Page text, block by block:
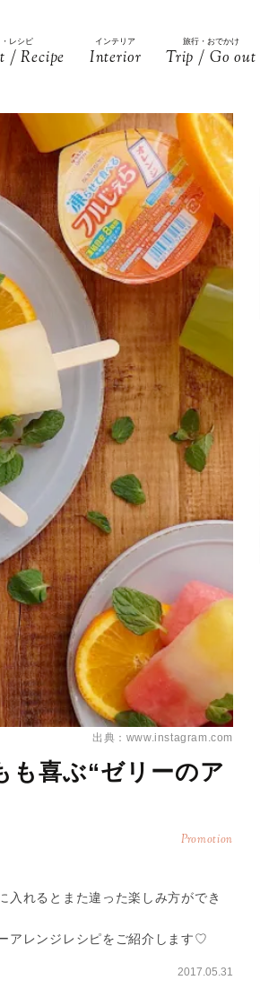
レシピ
/ Recipe
インテリア
Interior
旅行・おでかけ
Trip / Go out
出典：www.instagram.com
喜ぶ“ゼリーのア
Promotion
入れるとまた違った楽しみ方ができ
アレンジレシピをご紹介します♡
2017.05.31